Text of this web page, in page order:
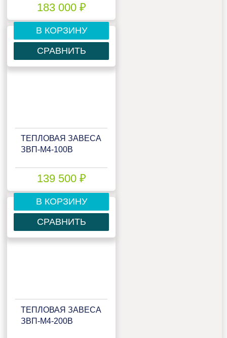
183 000 ₽
В КОРЗИНУ
СРАВНИТЬ
ТЕПЛОВАЯ ЗАВЕСА
ЗВП-М4-100В
139 500 ₽
В КОРЗИНУ
СРАВНИТЬ
ТЕПЛОВАЯ ЗАВЕСА
ЗВП-М4-200В